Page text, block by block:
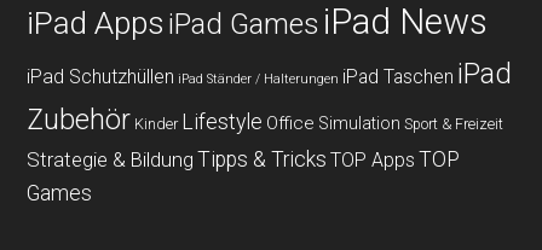
iPad Apps iPad Games iPad News
iPad Schutzhüllen iPad Ständer / Halterungen iPad Taschen iPad
Zubehör Kinder Lifestyle Office Simulation Sport & Freizeit
Strategie & Bildung Tipps & Tricks TOP Apps TOP
Games